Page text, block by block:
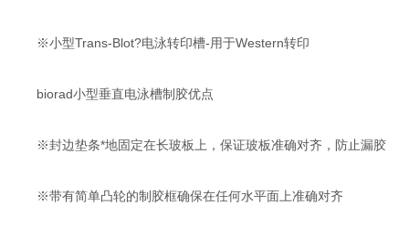
※小型Trans-Blot?电泳转印槽-用于Western转印
biorad小型垂直电泳槽制胶优点
※封边垫条*地固定在长玻板上，保证玻板准确对齐，防止漏胶
※带有简单凸轮的制胶框确保在任何水平面上准确对齐